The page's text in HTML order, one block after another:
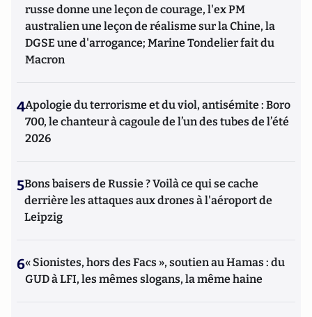
russe donne une leçon de courage, l'ex PM
australien une leçon de réalisme sur la Chine, la
DGSE une d'arrogance; Marine Tondelier fait du
Macron
4Apologie du terrorisme et du viol, antisémite : Boro
700, le chanteur à cagoule de l’un des tubes de l’été
2026
5Bons baisers de Russie ? Voilà ce qui se cache
derrière les attaques aux drones à l'aéroport de
Leipzig
6« Sionistes, hors des Facs », soutien au Hamas : du
GUD à LFI, les mêmes slogans, la même haine